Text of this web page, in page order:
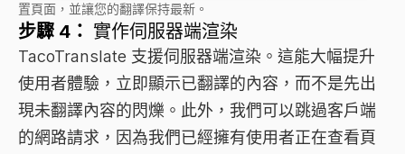
置頁面，並讓您的翻譯保持最新。
步驟 4： 實作伺服器端渲染
TacoTranslate 支援伺服器端渲染。這能大幅提升
使用者體驗，立即顯示已翻譯的內容，而不是先出
現未翻譯內容的閃爍。此外，我們可以跳過客戶端
的網路請求，因為我們已經擁有使用者正在查看頁